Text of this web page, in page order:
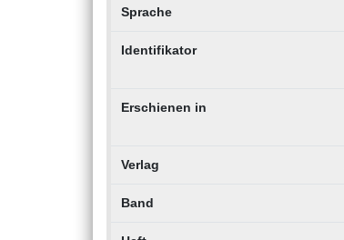
Sprache
Identifikator
Erschienen in
Verlag
Band